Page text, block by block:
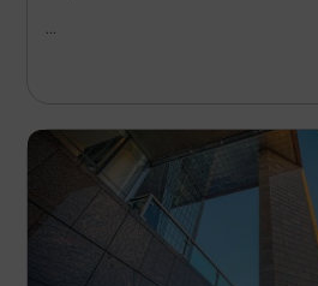
...